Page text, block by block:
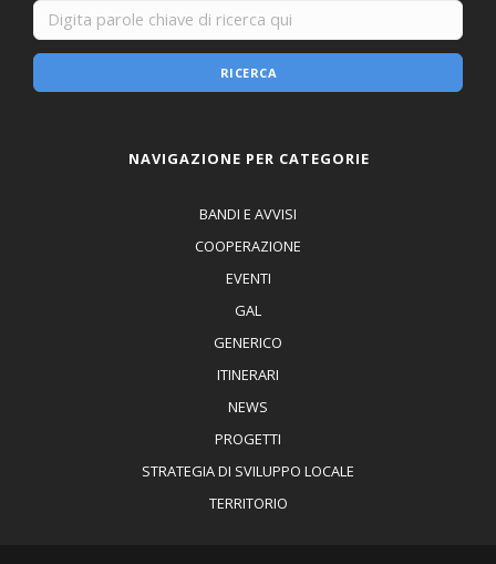
RICERCA
NAVIGAZIONE PER CATEGORIE
BANDI E AVVISI
COOPERAZIONE
EVENTI
GAL
GENERICO
ITINERARI
NEWS
PROGETTI
STRATEGIA DI SVILUPPO LOCALE
TERRITORIO